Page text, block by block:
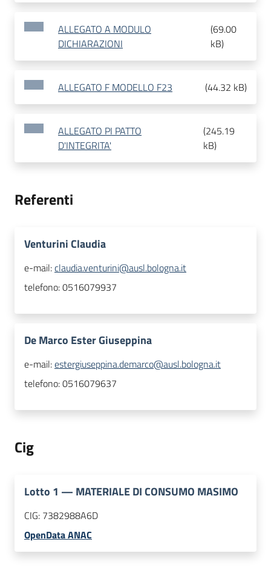
ALLEGATO A MODULO
DICHIARAZIONI
(69.00
kB)
ALLEGATO F MODELLO F23 (44.32 kB)
ALLEGATO PI PATTO
D'INTEGRITA'
(245.19
kB)
Referenti
Venturini Claudia
e-mail:claudia.venturini@ausl.bologna.it
telefono:0516079937
De Marco Ester Giuseppina
e-mail:estergiuseppina.demarco@ausl.bologna.it
telefono:0516079637
Cig
Lotto 1 — MATERIALE DI CONSUMO MASIMO
CIG: 7382988A6D
OpenData ANAC